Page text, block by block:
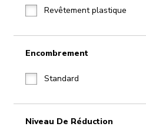
Revêtement plastique
Encombrement
Standard
Niveau De Réduction